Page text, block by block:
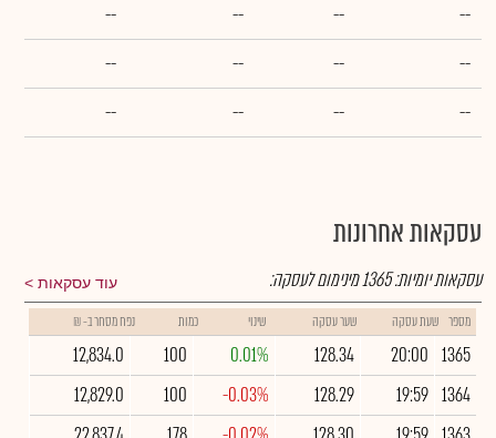
--
--
--
--
--
--
--
--
--
--
--
--
עסקאות אחרונות
עוד עסקאות עסקאות יומיות:1365מינימום לעסקה:
מספר שעת עסקה שער עסקה שינוי כמות נפח מסחר ב- ₪
1365
20:00
128.34
0.01%
100
12,834.0
1364
19:59
128.29
-0.03%
100
12,829.0